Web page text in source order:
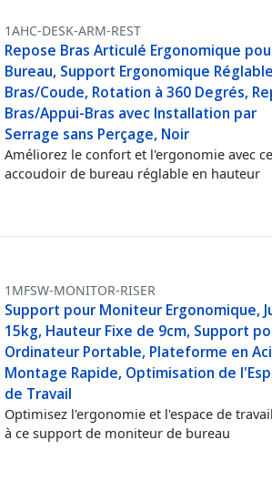
1AHC-DESK-ARM-REST
Repose Bras Articulé Ergonomique
Bureau, Support Ergonomique
Bras/Coude, Rotation à 360 Degrés,
Bras/Appui-Bras avec Installation par
Serrage sans Perçage, Noir
Améliorez le confort et l'ergonomie avec
accoudoir de bureau réglable en hauteur
1MFSW-MONITOR-RISER
Support pour Moniteur Ergonomique,
15kg, Hauteur Fixe de 9cm, Support
Ordinateur Portable, Plateforme en
Montage Rapide, Optimisation de
de Travail
Optimisez l'ergonomie et l'espace de
à ce support de moniteur de bureau